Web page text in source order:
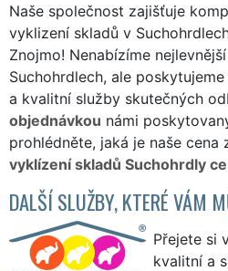
Naše společnost zajišťuje
vyklizení skladů v
Znojmo! Nenabízíme
Suchohrdlech, ale
a kvalitní služby skutečných
objednávkou námi
prohlédněte, jaká je naše cena
vyklízení skladů Suchohrdly
DALŠÍ SLUŽBY, KTERÉ VÁM
Přejete si
kvalitní a